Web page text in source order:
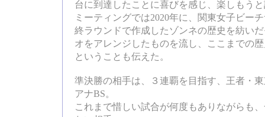
台に到達したことに喜びを感じ、楽しもう
ミーティングでは2020年に、関東女子ビー
終ラウンドで作成したゾンネの歴史を紡い
オをアレンジしたものを流し、ここまでの
ということも伝えた。
準決勝の相手は、３連覇を目指す、王者・
アナBS。
これまで惜しい試合が何度もありながらも